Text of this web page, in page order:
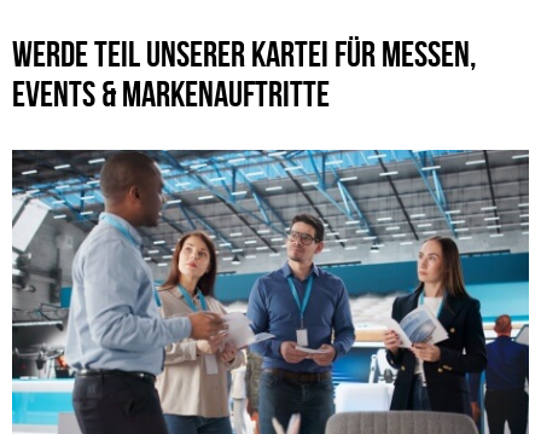
WERDE TEIL UNSERER KARTEI FÜR MESSEN,
EVENTS & MARKENAUFTRITTE